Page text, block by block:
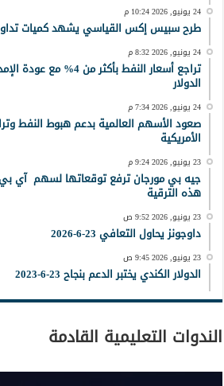
24 يونيو, 2026 10:24 م
طرح سبيس إكس القياسي يشهد كميات
24 يونيو, 2026 8:32 م
تراجع أسعار النفط بأكثر من
الدولار
24 يونيو, 2026 7:34 م
صعود الأسهم العالمية بدعم هبوط النفط
الأمريكية
23 يونيو, 2026 9:24 م
جيه بي مورجان ترفع توقعاتها لسهم آي
هذه الترقية
23 يونيو, 2026 9:52 ص
داوجونز يحاول التعافي 23-6-2026
23 يونيو, 2026 9:45 ص
الدولار الكندي يختبر الدعم بنجاح 23-6-2023
الندوات التعليمية القادمة